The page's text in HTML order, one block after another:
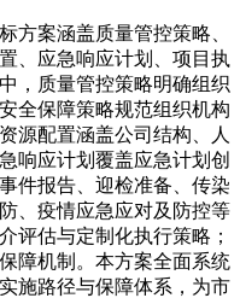
方案涵盖质量管控策略、
、应急响应计划、项目执
，质量管控策略明确组织
全保障策略规范组织机构
源配置涵盖公司结构、人
响应计划覆盖应急计划创
件报告、迎检准备、传染
、疫情应急应对及防控等
评估与定制化执行策略；
障机制。本方案全面系统
施路径与保障体系，为市